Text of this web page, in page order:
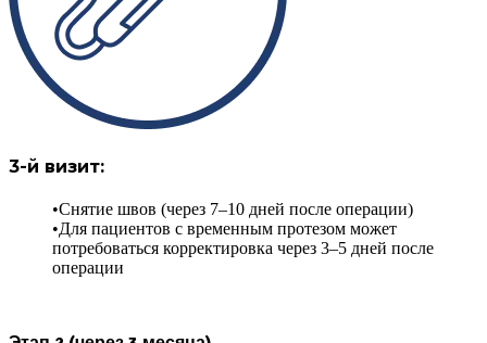
3-й визит:
Снятие швов (через 7–10 дней после операции)
Для пациентов с временным протезом может
потребоваться корректировка через 3–5 дней после
операции